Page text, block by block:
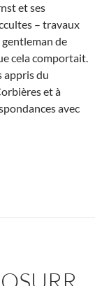
et ses
– travaux
de
cela comportait.
appris du
et à
avec